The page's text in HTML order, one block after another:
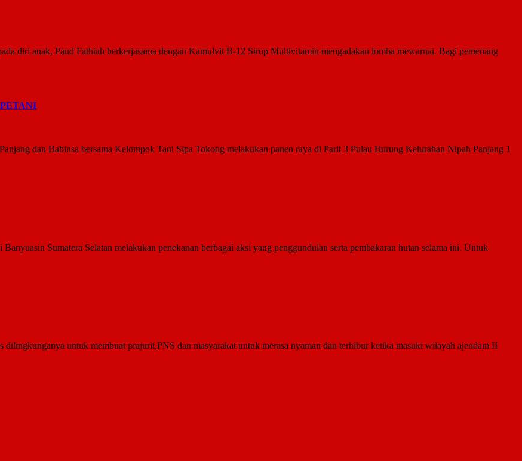
diri anak, Paud Fathiah berkerjasama dengan Kamulvit B-12 Sirup Multivitamin mengadakan lomba mewarnai. Bagi pemenang
dan Babinsa bersama Kelompok Tani Sipa Tokong melakukan panen raya di Parit 3 Pulau Burung Kelurahan Nipah Panjang 1
Sumatera Selatan melakukan penekanan berbagai aksi yang penggundulan serta pembakaran hutan selama ini. Untuk
untuk membuat prajurit,PNS dan masyarakat untuk merasa nyaman dan terhibur ketika masuki wilayah ajendam II